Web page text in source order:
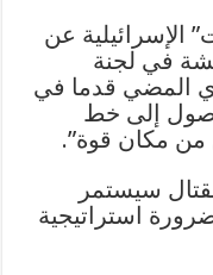
الإسرائيلية عن
في لجنة
المضي قدما في
إلى خط
من مكان قوة”.
سيستمر
استراتيجية